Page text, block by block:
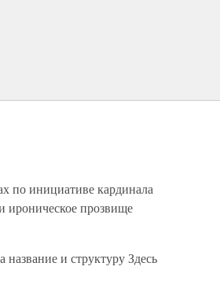
по инициативе кардинала
ироническое прозвище
и структуру Здесь